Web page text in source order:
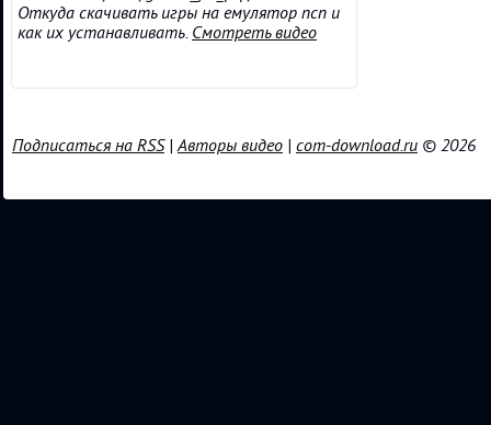
Откуда скачивать игры на емулятор псп и
как их устанавливать. Смотреть видео
Подписаться на RSS|Авторы видео | com-download.ru © 2026